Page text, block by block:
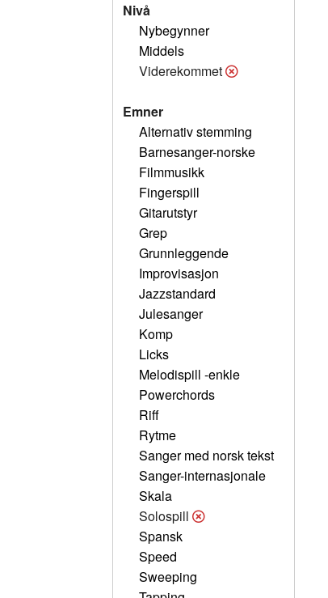
Nivå
Nybegynner
Middels
Viderekommet
Emner
Alternativ stemming
Barnesanger-norske
Filmmusikk
Fingerspill
Gitarutstyr
Grep
Grunnleggende
Improvisasjon
Jazzstandard
Julesanger
Komp
Licks
Melodispill -enkle
Powerchords
Riff
Rytme
Sanger med norsk tekst
Sanger-internasjonale
Skala
Solospill
Spansk
Speed
Sweeping